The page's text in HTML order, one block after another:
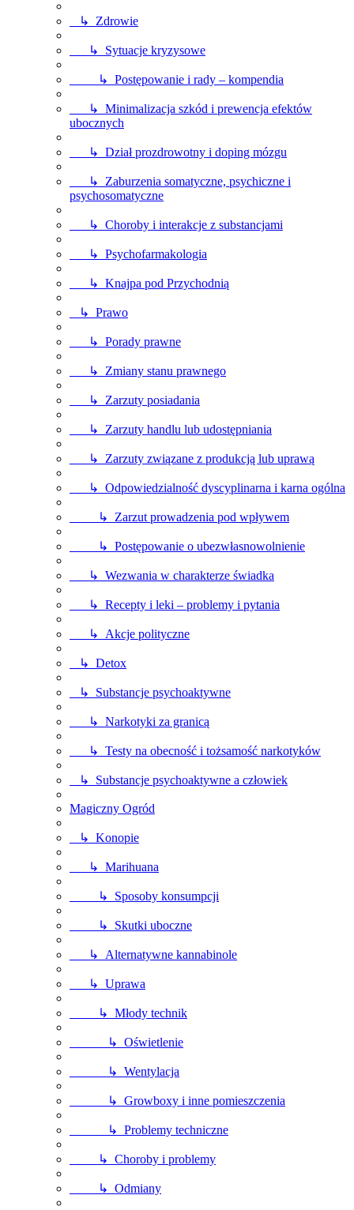
↳ Zdrowie
↳ Sytuacje kryzysowe
↳ Postępowanie i rady – kompendia
↳ Minimalizacja szkód i prewencja efektów
ubocznych
↳ Dział prozdrowotny i doping mózgu
↳ Zaburzenia somatyczne, psychiczne i
psychosomatyczne
↳ Choroby i interakcje z substancjami
↳ Psychofarmakologia
↳ Knajpa pod Przychodnią
↳ Prawo
↳ Porady prawne
↳ Zmiany stanu prawnego
↳ Zarzuty posiadania
↳ Zarzuty handlu lub udostępniania
↳ Zarzuty związane z produkcją lub uprawą
↳ Odpowiedzialność dyscyplinarna i karna ogólna
↳ Zarzut prowadzenia pod wpływem
↳ Postępowanie o ubezwłasnowolnienie
↳ Wezwania w charakterze świadka
↳ Recepty i leki – problemy i pytania
↳ Akcje polityczne
↳ Detox
↳ Substancje psychoaktywne
↳ Narkotyki za granicą
↳ Testy na obecność i tożsamość narkotyków
↳ Substancje psychoaktywne a człowiek
Magiczny Ogród
↳ Konopie
↳ Marihuana
↳ Sposoby konsumpcji
↳ Skutki uboczne
↳ Alternatywne kannabinole
↳ Uprawa
↳ Młody technik
↳ Oświetlenie
↳ Wentylacja
↳ Growboxy i inne pomieszczenia
↳ Problemy techniczne
↳ Choroby i problemy
↳ Odmiany